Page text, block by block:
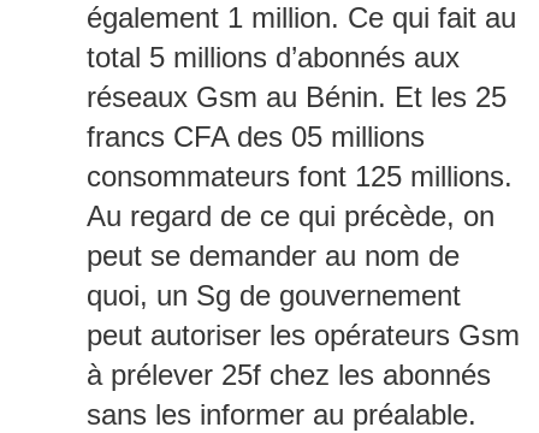
également 1 million. Ce qui fait au
total 5 millions d’abonnés aux
réseaux Gsm au Bénin. Et les 25
francs CFA des 05 millions
consommateurs font 125 millions.
Au regard de ce qui précède, on
peut se demander au nom de
quoi, un Sg de gouvernement
peut autoriser les opérateurs Gsm
à prélever 25f chez les abonnés
sans les informer au préalable.